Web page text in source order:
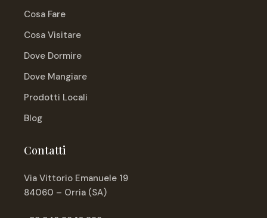
Cosa Fare
Cosa Visitare
Dove Dormire
Dove Mangiare
Prodotti Locali
Blog
Contatti
Via Vittorio Emanuele 19
84060 – Orria (SA)